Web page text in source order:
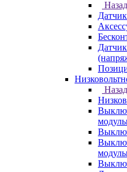
Назад
Назад